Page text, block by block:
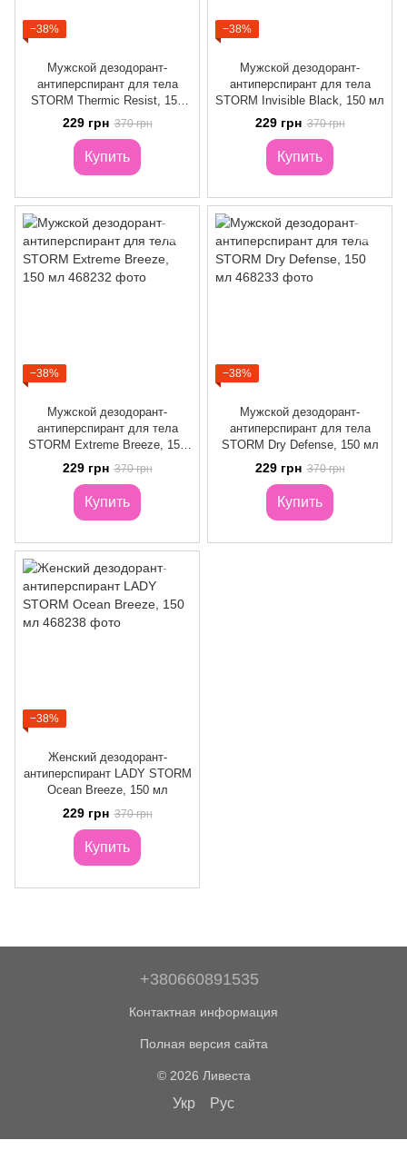
−38%
Мужской дезодорант-
антиперспирант для тела
STORM Thermic Resist, 150
229 грн 370 грн
Купить
−38%
Мужской дезодорант-
антиперспирант для тела
STORM Invisible Black, 150 мл
229 грн 370 грн
Купить
−38%
Мужской дезодорант-
антиперспирант для тела
STORM Extreme Breeze, 150
229 грн 370 грн
Купить
−38%
Мужской дезодорант-
антиперспирант для тела
STORM Dry Defense, 150 мл
229 грн 370 грн
Купить
−38%
Женский дезодорант-
антиперспирант LADY STORM
Ocean Breeze, 150 мл
229 грн 370 грн
Купить
+380660891535
Контактная информация
Полная версия сайта
© 2026 Ливеста
Укр Рус